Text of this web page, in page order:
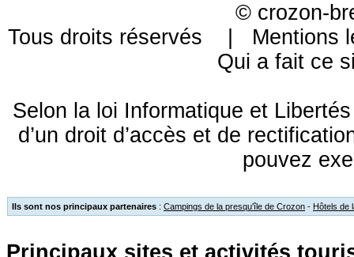
© crozon-
Tous droits réservés | Mentions
Qui a fait ce
Selon la loi Informatique et
d’un droit d’accès et de
pouvez
Ils sont nos principaux partenaires : Campings de la presqu'île de Crozon - Hôtels de
Principaux sites et activités